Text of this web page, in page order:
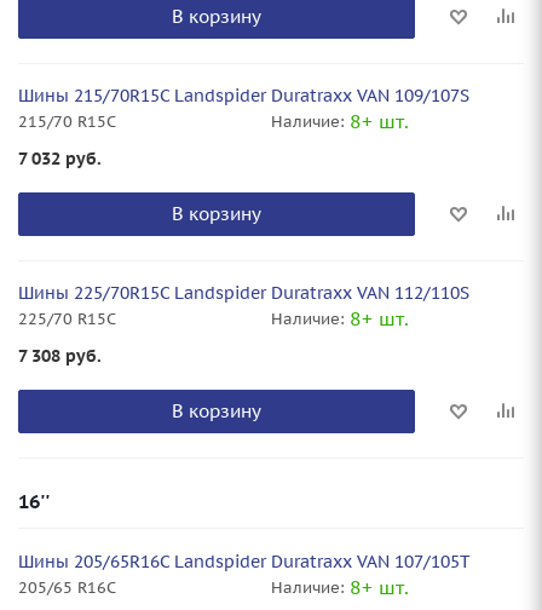
В корзину
Шины 215/70R15C Landspider Duratraxx VAN 109/107S
215/70 R15C Наличие: 8+ шт.
7 032 руб.
В корзину
Шины 225/70R15C Landspider Duratraxx VAN 112/110S
225/70 R15C Наличие: 8+ шт.
7 308 руб.
В корзину
16''
Шины 205/65R16C Landspider Duratraxx VAN 107/105T
205/65 R16C Наличие: 8+ шт.